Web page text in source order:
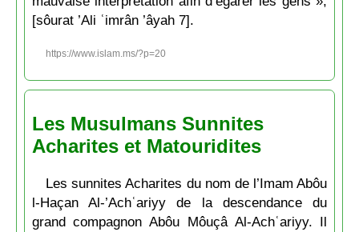
[sôurat ’Ali ʿimrân ’âyah 7].
https://www.islam.ms/?p=20
Les Musulmans Sunnites
Acharites et Matouridites
Les sunnites Acharites du nom de l’Imam Abôu
l-Haçan Al-’Achʿariyy de la descendance du
grand compagnon Abôu Môuçâ Al-Achʿariyy. Il